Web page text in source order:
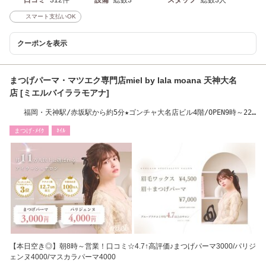
スマート支払いOK
クーポンを表示
まつげパーマ・マツエク専門店miel by lala moana 天神大名
店 [ミエルバイララモアナ]
福岡・天神駅/赤坂駅から約5分★ゴンチャ大名店ビル4階/OPEN9時～22
まつげ･ﾒｲｸ ﾈｲﾙ
【本日空き◎】朝8時～営業！口コミ☆4.7↑高評価♪まつげパーマ3000/パリジ
ェンヌ4000/マスカラパーマ4000